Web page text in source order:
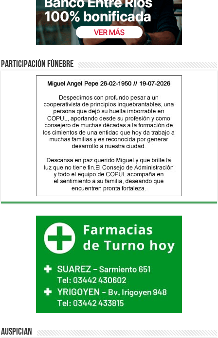
Participación fúnebre
Auspician